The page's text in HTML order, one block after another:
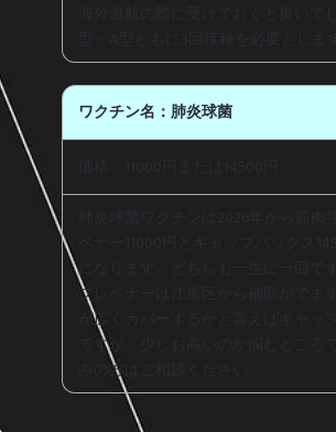
海外渡航の際に受けておくと良いで
ワクチン名：肺炎球菌
価格：11000円または14500円
肺炎球菌ワクチンは2026年から筋肉
ベナー11000円とキャップバックス
になります。どちらも一生に一回です
プレベナーは江東区から補助がでます
が広くカバーするかと言えばキャッ
ですが、少しお高いのが悩むところ
みの方はご相談ください。